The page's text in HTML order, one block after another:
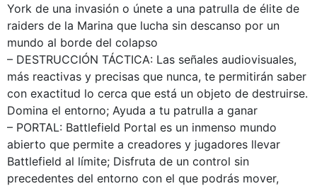
York de una invasión o únete a una patrulla de élite de
raiders de la Marina que lucha sin descanso por un
mundo al borde del colapso
– DESTRUCCIÓN TÁCTICA: Las señales audiovisuales,
más reactivas y precisas que nunca, te permitirán saber
con exactitud lo cerca que está un objeto de destruirse.
Domina el entorno; Ayuda a tu patrulla a ganar
– PORTAL: Battlefield Portal es un inmenso mundo
abierto que permite a creadores y jugadores llevar
Battlefield al límite; Disfruta de un control sin
precedentes del entorno con el que podrás mover,